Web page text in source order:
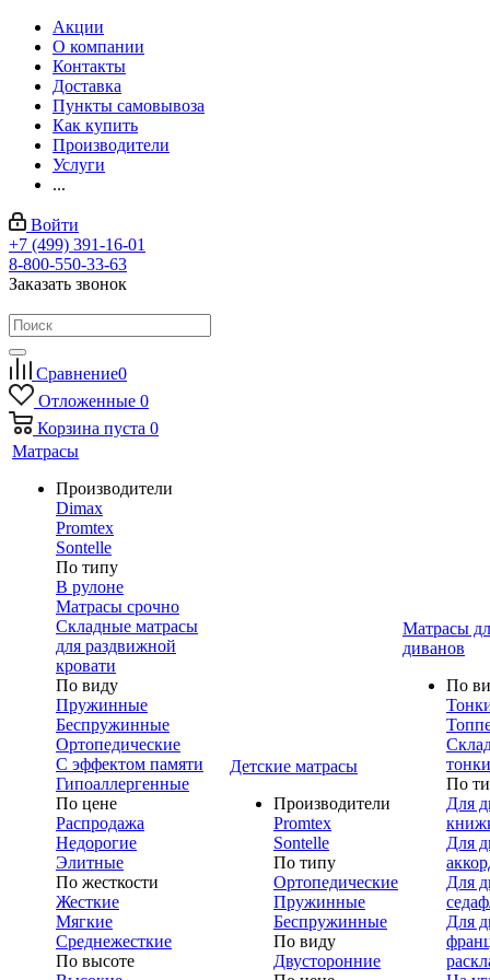
Акции
О компании
Контакты
Доставка
Пункты самовывоза
Как купить
Производители
Услуги
...
Войти
+7 (499) 391-16-01
8-800-550-33-63
Заказать звонок
Сравнение0
Отложенные 0
Корзина пуста 0
Матрасы
Производители
Dimax
Promtex
Sontelle
По типу
В рулоне
Матрасы срочно
Складные матрасы
для раздвижной
кровати
По виду
Пружинные
Беспружинные
Ортопедические
С эффектом памяти
Гипоаллергенные
По цене
Распродажа
Недорогие
Элитные
По жесткости
Жесткие
Мягкие
Среднежесткие
По высоте
Детские матрасы
Производители
Promtex
Sontelle
По типу
Ортопедические
Пружинные
Беспружинные
По виду
Двусторонние
Матрасы
диванов
По
По
Для
Для
Для
Для